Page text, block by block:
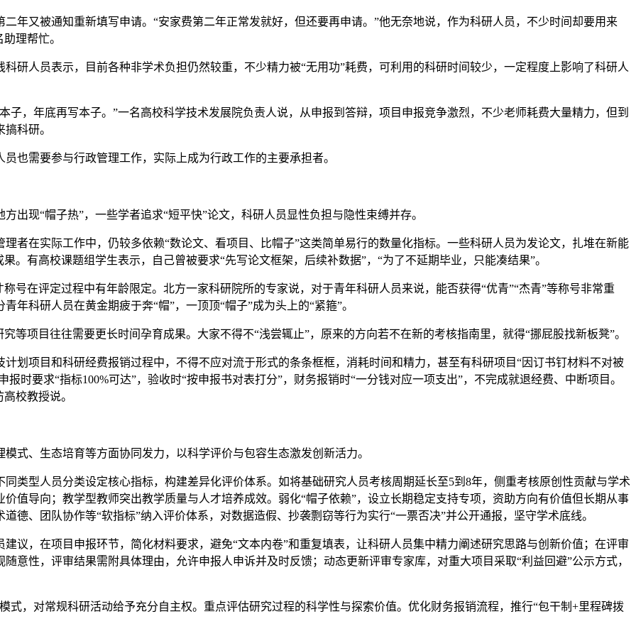
又被通知重新填写申请。“安家费第二年正常发就好，但还要再申请。”他无奈地说，作为科研人员，不少时间却要用来
理帮忙。
人员表示，目前各种非学术负担仍然较重，不少精力被“无用功”耗费，可利用的科研时间较少，一定程度上影响了科研人
年底再写本子。”一名高校科学技术发展院负责人说，从申报到答辩，项目申报竞争激烈，不少老师耗费大量精力，但到
科研。
需要参与行政管理工作，实际上成为行政工作的主要承担者。
现“帽子热”，一些学者追求“短平快”论文，科研人员显性负担与隐性束缚并存。
在实际工作中，仍较多依赖“数论文、看项目、比帽子”这类简单易行的数量化指标。一些科研人员为发论文，扎堆在新能
。有高校课题组学生表示，自己曾被要求“先写论文框架，后续补数据”，“为了不延期毕业，只能凑结果”。
在评定过程中有年龄限定。北方一家科研院所的专家说，对于青年科研人员来说，能否获得“优青”“杰青”等称号非常重
年科研人员在黄金期疲于奔“帽”，一顶顶“帽子”成为头上的“紧箍”。
项目往往需要更长时间孕育成果。大家不得不“浅尝辄止”，原来的方向若不在新的考核指南里，就得“挪屁股找新板凳”。
项目和科研经费报销过程中，不得不应对流于形式的条条框框，消耗时间和精力，甚至有科研项目“因订书钉材料不对被
时要求“指标100%可达”，验收时“按申报书对表打分”，财务报销时“一分钱对应一项支出”，不完成就退经费、中断项目。
校教授说。
、生态培育等方面协同发力，以科学评价与包容生态激发创新活力。
型人员分类设定核心指标，构建差异化评价体系。如将基础研究人员考核周期延长至5到8年，侧重考核原创性贡献与学术
值导向；教学型教师突出教学质量与人才培养成效。弱化“帽子依赖”，设立长期稳定支持专项，资助方向有价值但长期从事
德、团队协作等“软指标”纳入评价体系，对数据造假、抄袭剽窃等行为实行“一票否决”并公开通报，坚守学术底线。
，在项目申报环节，简化材料要求，避免“文本内卷”和重复填表，让科研人员集中精力阐述研究思路与创新价值；在评审
意性，评审结果需附具体理由，允许申报人申诉并及时反馈；动态更新评审专家库，对重大项目采取“利益回避”公示方式，
对常规科研活动给予充分自主权。重点评估研究过程的科学性与探索价值。优化财务报销流程，推行“包干制+里程碑拨